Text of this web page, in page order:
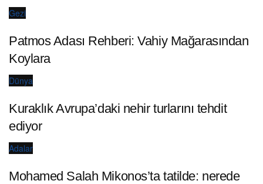
Gezi
Patmos Adası Rehberi: Vahiy Mağarasından
Koylara
Dünya
Kuraklık Avrupa’daki nehir turlarını tehdit
ediyor
Adalar
Mohamed Salah Mikonos’ta tatilde: nerede